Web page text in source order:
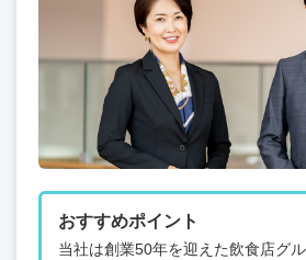
おすすめポイント
当社は創業50年を迎えた飲食店グル